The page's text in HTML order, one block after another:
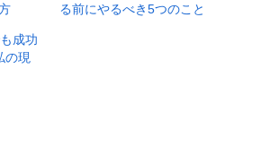
る前にやるべき5つのこと
成功
の現